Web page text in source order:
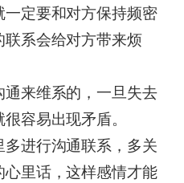
定要和对方保持频密
系会给对方带来烦
来维系的，一旦失去
容易出现矛盾。
进行沟通联系，多关
里话，这样感情才能